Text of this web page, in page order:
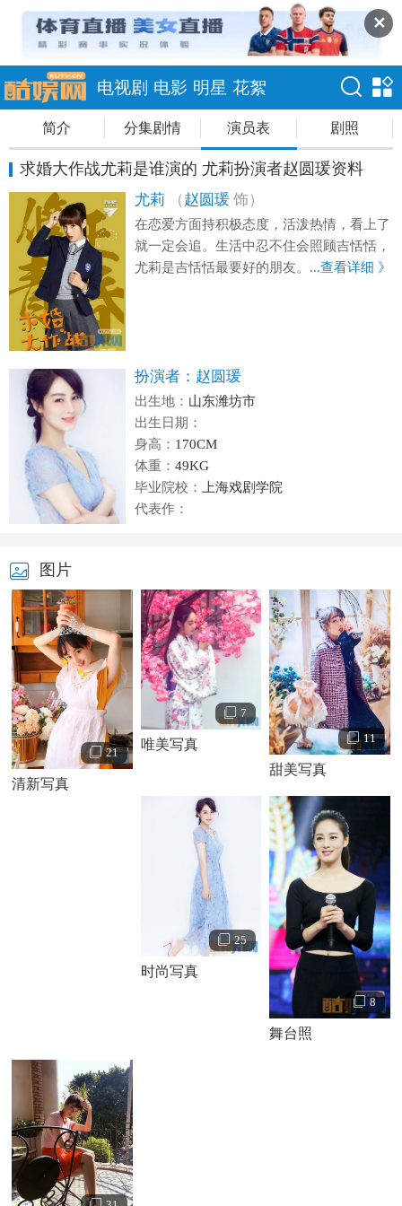
✕
电视剧 电影 明星 花絮
简介 分集剧情 演员表 剧照
求婚大作战尤莉是谁演的 尤莉扮演者赵圆瑗资料
尤莉 （ 赵圆瑗 饰）
在恋爱方面持积极态度，活泼热情，看上了
就一定会追。生活中忍不住会照顾吉恬恬，
尤莉是吉恬恬最要好的朋友。 ...查看详细 》
扮演者： 赵圆瑗
出生地： 山东潍坊市
出生日期：
身高： 170CM
体重： 49KG
毕业院校：
上海戏剧学院
代表作：
图片
21
清新写真
7
唯美写真 11
甜美写真
25
时尚写真
8
舞台照